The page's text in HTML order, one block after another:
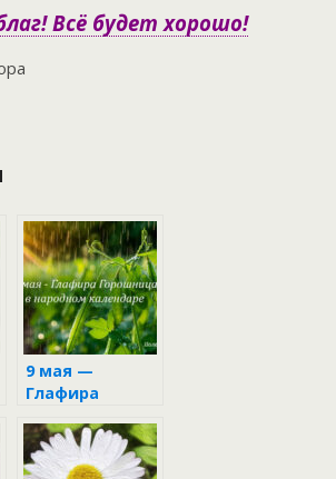
Всё будет хорошо!
9 мая —
Глафира
народном
календаре